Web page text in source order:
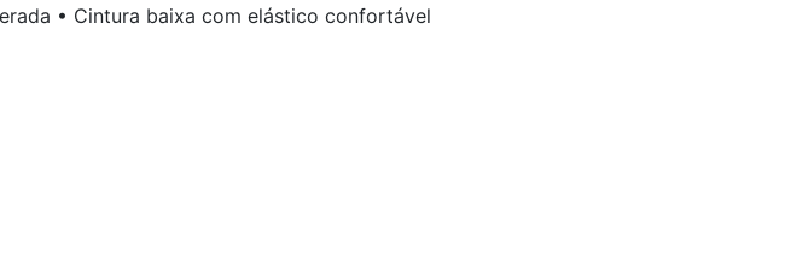
• Cintura baixa com elástico confortável